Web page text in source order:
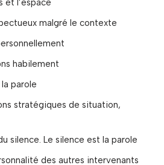
et l’espace
malgré le contexte
habilement
parole
stratégiques de situation,
silence. Le silence est la parole
des autres intervenants